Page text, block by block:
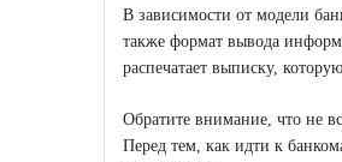
В зависимости от модели
также формат вывода
распечатает выписку,
Обратите внимание, что не
Перед тем, как идти к